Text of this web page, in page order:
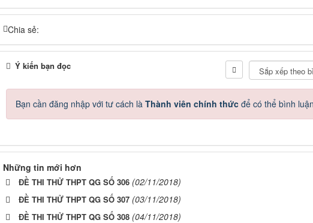
Chia sẻ:
Ý kiến bạn đọc
Bạn cần đăng nhập với tư cách là Thành viên chính thứcđể có thể bình
Những tin mới hơn
ĐỀ THI THỬ THPT QG SỐ 306 (02/11/2018)
ĐỀ THI THỬ THPT QG SỐ 307 (03/11/2018)
ĐỀ THI THỬ THPT QG SỐ 308 (04/11/2018)